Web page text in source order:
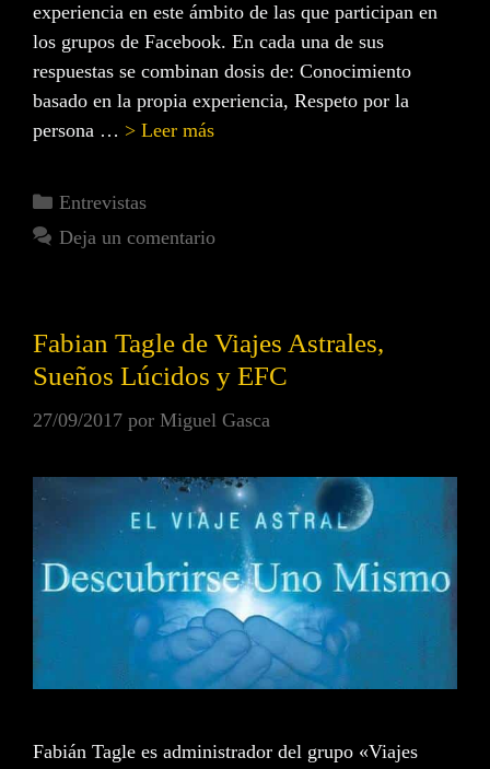
experiencia en este ámbito de las que participan en
los grupos de Facebook. En cada una de sus
respuestas se combinan dosis de: Conocimiento
basado en la propia experiencia, Respeto por la
persona … > Leer más
Entrevistas
Deja un comentario
Fabian Tagle de Viajes Astrales,
Sueños Lúcidos y EFC
27/09/2017 por Miguel Gasca
Fabián Tagle es administrador del grupo «Viajes